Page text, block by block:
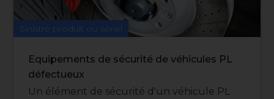
Sinistre produit ou sériel
Equipements de sécurité de véhicules PL
défectueux
Un élément de sécurité d'un véhicule PL